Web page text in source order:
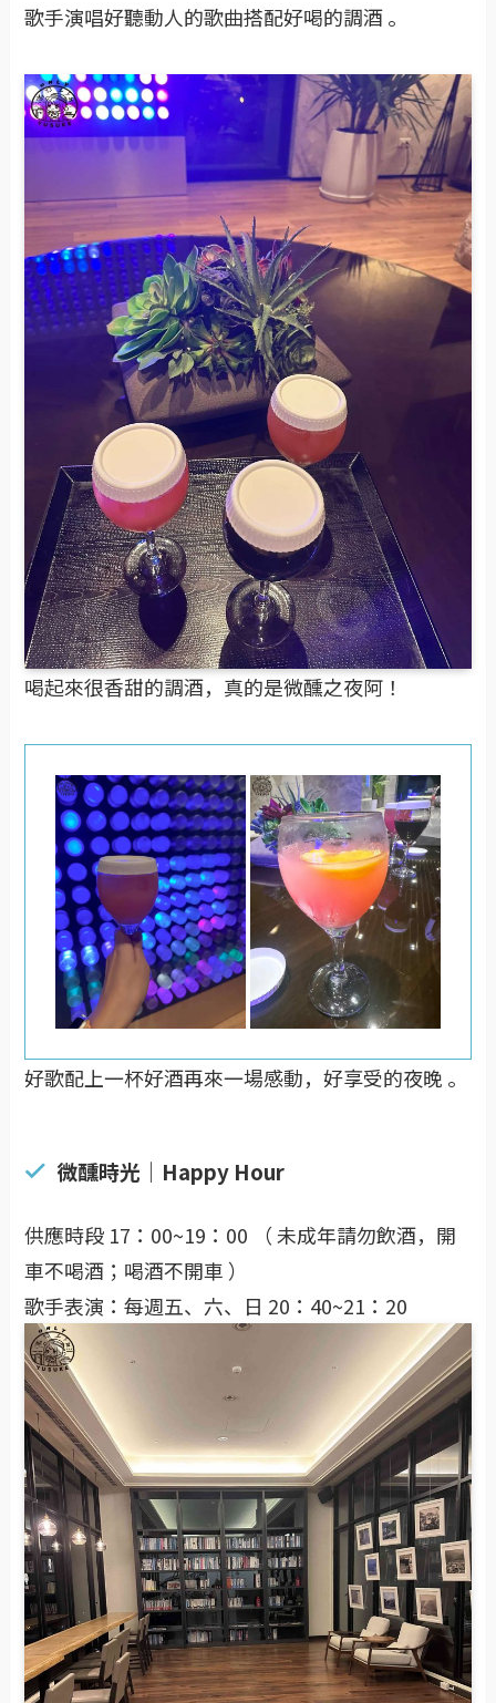
歌手演唱好聽動人的歌曲搭配好喝的調酒 。
喝起來很香甜的調酒，真的是微醺之夜阿！
好歌配上一杯好酒再來一場感動，好享受的夜晚 。
微醺時光｜Happy Hour
供應時段 17：00~19：00 （ 未成年請勿飲酒，開
車不喝酒；喝酒不開車 ）
歌手表演：每週五、六、日 20：40~21：20